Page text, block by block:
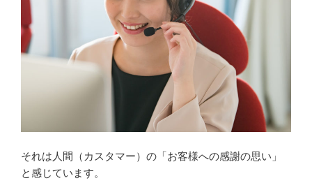
それは人間（カスタマー）の「お客様への感謝の思い」
と感じています。